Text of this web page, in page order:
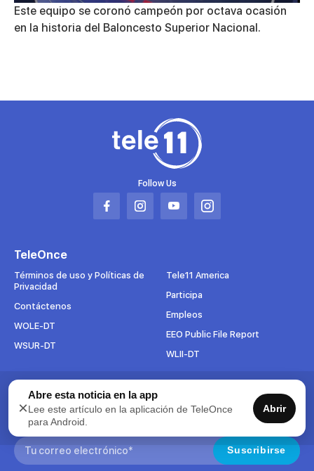
0
seconds
of
Este equipo se coronó campeón por octava ocasión
en la historia del Baloncesto Superior Nacional.
Follow Us
Abrir
pestaña
Abrir
pestaña
Abrir
pestaña
Abrir
pestaña
TeleOnce
Términos de uso y Políticas de
Privacidad
Contáctenos
WOLE-DT
WSUR-DT
Tele11 America
Participa
Empleos
EEO Public File Report
WLII-DT
Suscríbete al boletín
Para mantenerse al tanto de todo lo que pasa en TeleOnce,
suscríbase ahora a nuestros boletines.
Search: Suscribirse
×
Abre esta noticia en la app
Lee este artículo en la aplicación de TeleOnce
para Android.
Abrir